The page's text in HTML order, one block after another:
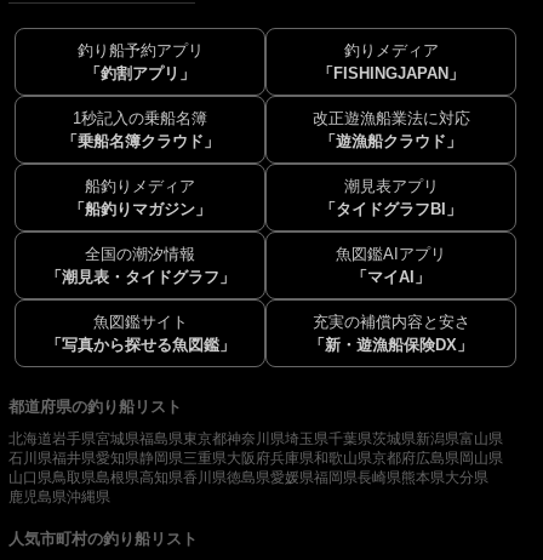
釣り船予約アプリ
「釣割アプリ」
釣りメディア
「FISHINGJAPAN」
1秒記入の乗船名簿
「乗船名簿クラウド」
改正遊漁船業法に対応
「遊漁船クラウド」
船釣りメディア
「船釣りマガジン」
潮見表アプリ
「タイドグラフBI」
全国の潮汐情報
「潮見表・タイドグラフ」
魚図鑑AIアプリ
「マイAI」
魚図鑑サイト
「写真から探せる魚図鑑」
充実の補償内容と安さ
「新・遊漁船保険DX」
都道府県の釣り船リスト
北海道岩手県宮城県福島県東京都神奈川県埼玉県千葉県茨城県新潟県富山県
石川県福井県愛知県静岡県三重県大阪府兵庫県和歌山県京都府広島県岡山県
山口県鳥取県島根県高知県香川県徳島県愛媛県福岡県長崎県熊本県大分県
鹿児島県沖縄県
人気市町村の釣り船リスト